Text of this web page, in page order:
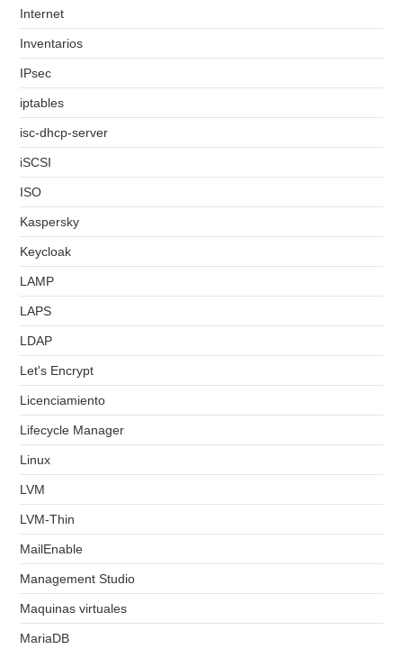
Internet
Inventarios
IPsec
iptables
isc-dhcp-server
iSCSI
ISO
Kaspersky
Keycloak
LAMP
LAPS
LDAP
Let's Encrypt
Licenciamiento
Lifecycle Manager
Linux
LVM
LVM-Thin
MailEnable
Management Studio
Maquinas virtuales
MariaDB